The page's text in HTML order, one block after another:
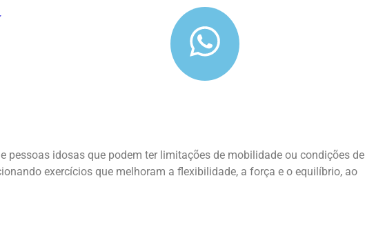
idosas que podem ter limitações de mobilidade ou condições de
exercícios que melhoram a flexibilidade, a força e o equilíbrio, ao